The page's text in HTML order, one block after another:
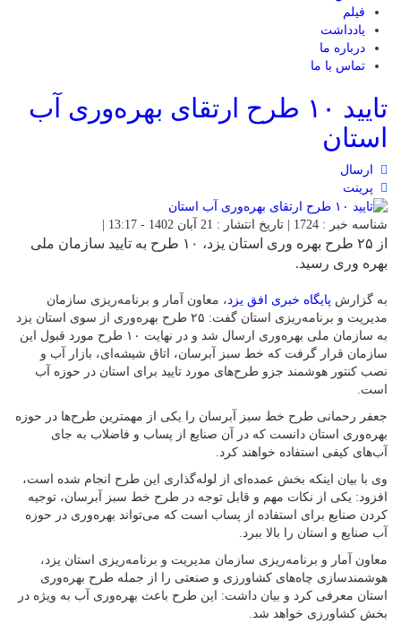
فیلم
یادداشت
درباره ما
تماس با ما
تایید ۱۰ طرح ارتقای بهره‌وری آب
استان
ارسال
پرینت
شناسه خبر : 1724 | تاریخ انتشار : 21 آبان 1402 - 13:17 |
از ۲۵ طرح بهره وری استان یزد، ۱۰ طرح به تایید سازمان ملی
بهره وری رسید.
به گزارش پایگاه خبری افق یزد ، معاون آمار و برنامه‌ریزی سازمان
مدیریت و برنامه‌ریزی استان گفت: ۲۵ طرح بهره‌وری از سوی استان یزد
به سازمان ملی بهره‌وری ارسال شد و در نهایت ۱۰ طرح مورد قبول این
سازمان قرار گرفت که خط سبز آبرسان، اتاق شیشه‌ای، بازار آب و
نصب کنتور هوشمند جزو طرح‌های مورد تایید برای استان در حوزه آب
است.
جعفر رحمانی طرح خط سبز آبرسان را یکی از مهمترین طرح‌ها در حوزه
بهره‌وری استان دانست که در آن صنایع از پساب و فاضلاب به جای
آب‌های کیفی استفاده خواهند کرد.
وی با بیان اینکه بخش عمده‌ای از لوله‌گذاری این طرح انجام شده است،
افزود: یکی از نکات مهم و قابل توجه در طرح خط سبز آبرسان، توجیه
کردن صنایع برای استفاده از پساب است که می‌تواند بهره‌وری در حوزه
آب صنایع و استان را بالا ببرد.
معاون آمار و برنامه‌ریزی سازمان مدیریت و برنامه‌ریزی استان یزد،
هوشمندسازی چاه‌های کشاورزی و صنعتی را از جمله طرح بهره‌وری
استان معرفی کرد و بیان داشت: این طرح باعث بهره‌وری آب به ویژه در
بخش کشاورزی خواهد شد.